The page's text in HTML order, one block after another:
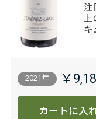
注
上
キ
2021年 ￥
カートに入